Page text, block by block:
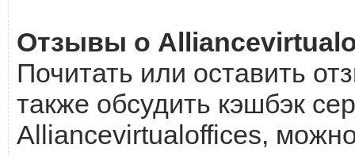
Отзывы о
Почитать или оставить
также обсудить кэшбэк
Alliancevirtualoffices,